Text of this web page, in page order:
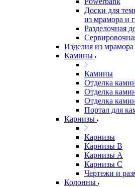
Доски для
из мрамора и
Разделочная
Изделия из мрамора
Камины
Камины
Отделка
Отделка
Отделка
Портал для
Карнизы
Карнизы
Карнизы B
Карнизы А
Карнизы С
Чертежи и
Колонны